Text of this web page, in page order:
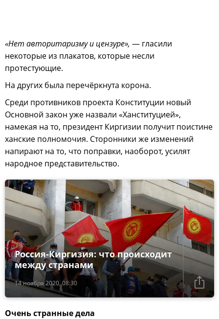
«Нет авторитаризму и цензуре», — гласили
некоторые из плакатов, которые несли
протестующие.
На других была перечёркнута корона.
Среди противников проекта Конституции новый
Основной закон уже назвали «Ханституцией»,
намекая на то, президент Киргизии получит поистине
ханские полномочия. Сторонники же изменений
напирают на то, что поправки, наоборот, усилят
народное представительство.
14 ноября 2020, 08:30
Россия-Киргизия: что происходит
между странами
Очень странные дела